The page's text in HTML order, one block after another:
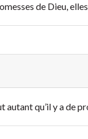
de Dieu,
autant qu’il y a de